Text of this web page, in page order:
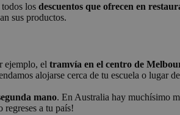
los descuentos que ofrecen en
sus productos.
ejemplo, el tramvía en el centro de
alojarse cerca de tu escuela o lugar
mano. En Australia hay muchísimo
regreses a tu país!